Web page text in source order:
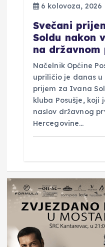
6 kolovoza, 2026
Svečani
Soldu nakon
na državnom
Načelnik Općine
upriličio je danas u
prijem za Ivana
kluba Posušje, koji
naslov državnog
Hercegovine…